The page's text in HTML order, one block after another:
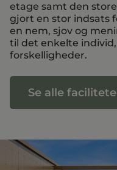
etage samt den
gjort en stor indsats
en nem, sjov og
til det enkelte
forskelligheder.
Se alle